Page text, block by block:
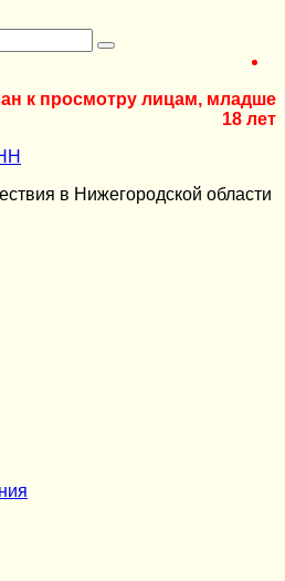
к просмотру лицам, младше
18 лет
в Нижегородской области